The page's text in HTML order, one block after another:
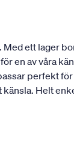
ett lager
en av våra
perfekt
Helt